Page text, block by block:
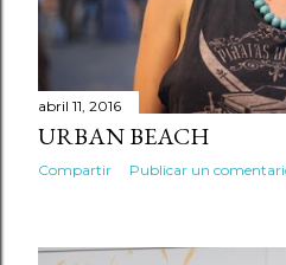
abril 11, 2016
URBAN BEACH
Compartir Publicar un